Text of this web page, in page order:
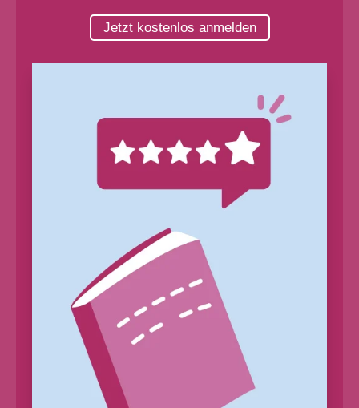
Jetzt kostenlos anmelden